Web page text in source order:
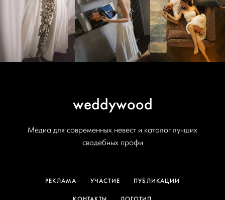
weddywood
Медиа для современных невест и каталог лучших
свадебных профи
РЕКЛАМА УЧАСТИЕ ПУБЛИКАЦИИ